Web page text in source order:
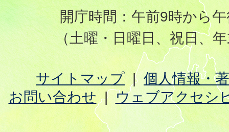
開庁時間：午前9時から
（土曜・日曜日、祝日、
サイトマップ
個人情報・
お問い合わせ
ウェブアクセシ